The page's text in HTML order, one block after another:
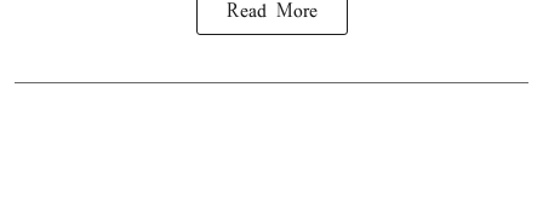
Read More